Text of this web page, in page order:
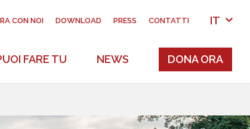
IT
CON NOI DOWNLOAD PRESS CONTATTI
FARE TU NEWS DONA ORA